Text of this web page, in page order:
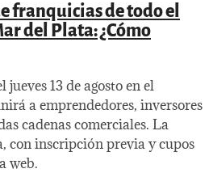
franquicias de todo el
del Plata: ¿Cómo
13 de agosto en el
a emprendedores, inversores
cadenas comerciales. La
con inscripción previa y cupos
web.